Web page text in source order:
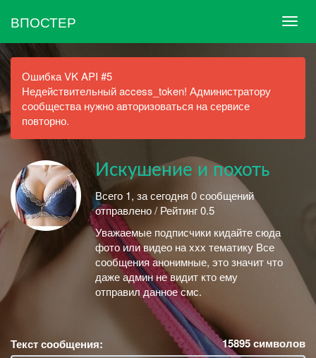
ВПОСТЕР
Ошибка VK API #5
Недействительный access_token! Администратору
сообщества нужно авторизоваться на сервисе
повторно.
Искушение и похоть
Всего 1, за сегодня 0 сообщений
отправлено / Рейтинг 0.5
Уважаемые подписчики кидайте сюда
фото или видео на xxx тематику Все
сообщения анонимные, это значит что
даже админ не видит кто ему
отправил данное смс.
Текст сообщения: 15895символов